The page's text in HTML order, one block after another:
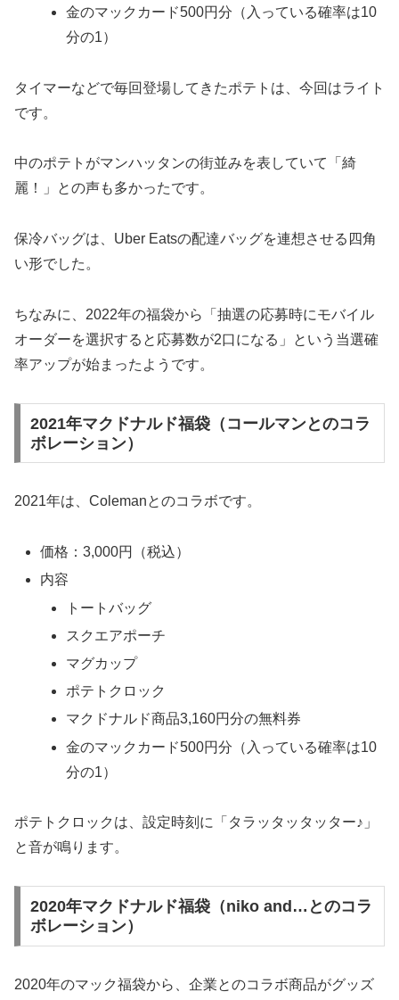
金のマックカード500円分（入っている確率は10
分の1）
タイマーなどで毎回登場してきたポテトは、今回はライト
です。
中のポテトがマンハッタンの街並みを表していて「綺
麗！」との声も多かったです。
保冷バッグは、Uber Eatsの配達バッグを連想させる四角
い形でした。
ちなみに、2022年の福袋から「抽選の応募時にモバイル
オーダーを選択すると応募数が2口になる」という当選確
率アップが始まったようです。
2021年マクドナルド福袋（コールマンとのコラ
ボレーション）
2021年は、Colemanとのコラボです。
価格：3,000円（税込）
内容
トートバッグ
スクエアポーチ
マグカップ
ポテトクロック
マクドナルド商品3,160円分の無料券
金のマックカード500円分（入っている確率は10
分の1）
ポテトクロックは、設定時刻に「タラッタッタッター♪」
と音が鳴ります。
2020年マクドナルド福袋（niko and…とのコラ
ボレーション）
2020年のマック福袋から、企業とのコラボ商品がグッズ